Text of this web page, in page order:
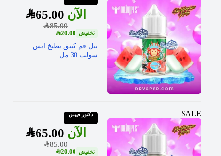
SAR85.00
SAR65.00
SAR20.00
ببل قم كينق بطيخ ايس
سولت 30 مل
SALE دكتور فيبس
SAR85.00
SAR65.00
SAR20.00